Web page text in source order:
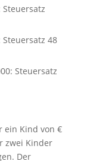
Steuersatz
48
Steuersatz
Kind von €
zwei Kinder
Der